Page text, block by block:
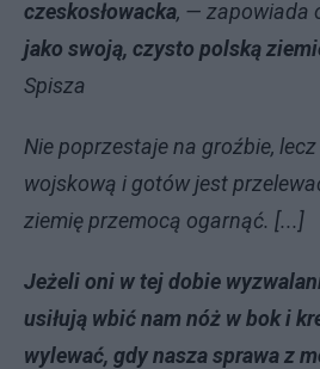
czeskosłowacka, — zapowiada
jako swoją, czysto polską
Spisza
Nie poprzestaje na groźbie, lecz
wojskową i gotów jest
ziemię przemocą ogarnąć. [...]
Jeżeli oni w tej dobie
usiłują wbić nam nóż w bok i
wylewać, gdy nasza sprawa z